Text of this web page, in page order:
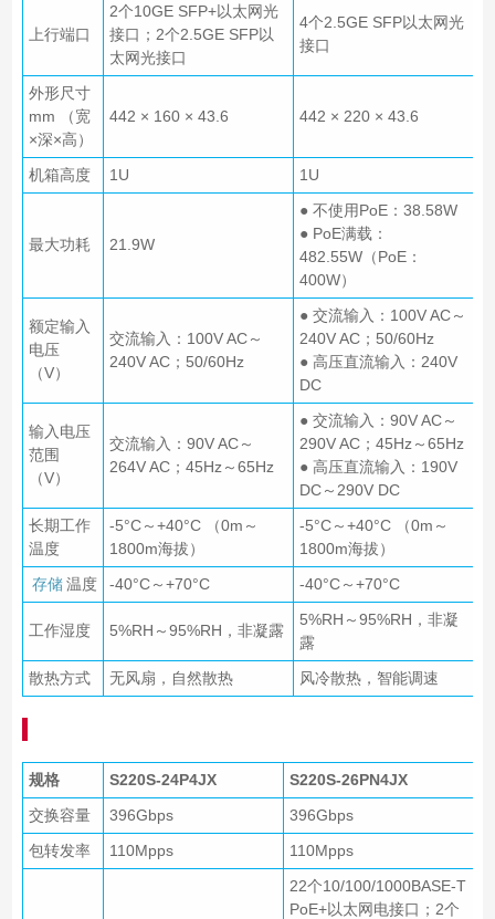
上行端口
2个10GE SFP+以太网光
接口；2个2.5GE SFP以
太网光接口
4个2.5GE SFP以太网光
接口
外形尺寸
mm （宽
×深×高）
442 × 160 × 43.6 442 × 220 × 43.6
机箱高度 1U 1U
最大功耗 21.9W
● 不使用PoE：38.58W
● PoE满载：
482.55W（PoE：
400W）
额定输入
电压
（V）
交流输入：100V AC～
240V AC；50/60Hz
● 交流输入：100V AC～
240V AC；50/60Hz
● 高压直流输入：240V
DC
输入电压
范围
（V）
交流输入：90V AC～
264V AC；45Hz～65Hz
● 交流输入：90V AC～
290V AC；45Hz～65Hz
● 高压直流输入：190V
DC～290V DC
长期工作
温度
-5°C～+40°C （0m～
1800m海拔）
-5°C～+40°C （0m～
1800m海拔）
存储 温度 -40°C～+70°C -40°C～+70°C
工作湿度 5%RH～95%RH，非凝露
5%RH～95%RH，非凝
露
散热方式
无风扇，自然散热 风冷散热，智能调速
规格 S220S-24P4JX
S220S-26PN4JX
交换容量
396Gbps
396Gbps
包转发率
110Mpps 110Mpps
22个10/100/1000BASE-T
PoE+以太网电接口；2个